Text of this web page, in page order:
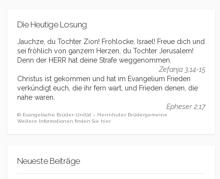
Die Heutige Losung
Jauchze, du Tochter Zion! Frohlocke, Israel! Freue dich und
sei fröhlich von ganzem Herzen, du Tochter Jerusalem!
Denn der HERR hat deine Strafe weggenommen.
Zefanja 3,14-15
Christus ist gekommen und hat im Evangelium Frieden
verkündigt euch, die ihr fern wart, und Frieden denen, die
nahe waren.
Epheser 2,17
© Evangelische Brüder-Unität – Herrnhuter Brüdergemeine
Weitere Informationen finden Sie hier
Neueste Beiträge